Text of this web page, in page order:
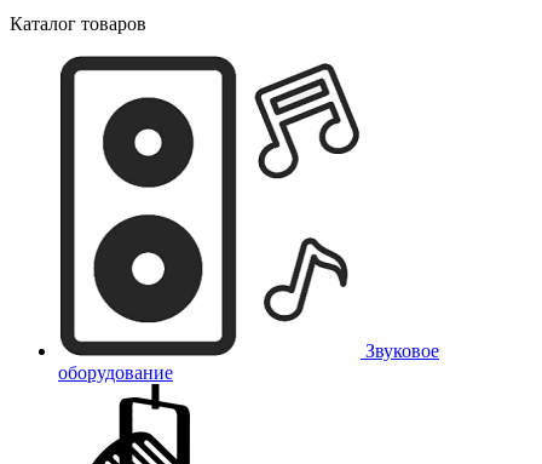
Каталог товаров
Звуковое
оборудование